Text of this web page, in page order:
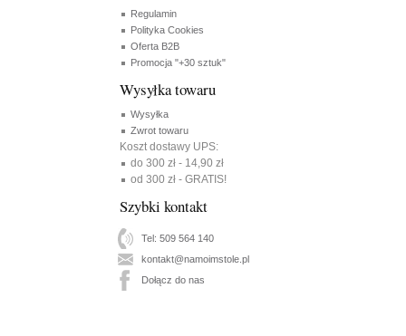
Regulamin
Polityka Cookies
Oferta B2B
Promocja "+30 sztuk"
Wysyłka towaru
Wysyłka
Zwrot towaru
Koszt dostawy UPS:
do 300 zł - 14,90 zł
od 300 zł - GRATIS!
Szybki kontakt
Tel: 509 564 140
kontakt@namoimstole.pl
Dołącz do nas